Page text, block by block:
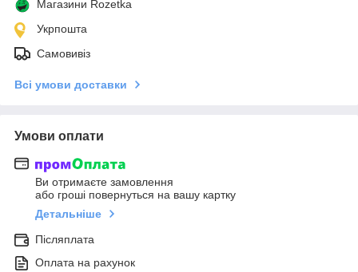
Магазини Rozetka
Укрпошта
Самовивіз
Всі умови доставки
Умови оплати
Ви отримаєте замовлення
або гроші повернуться на вашу картку
Детальніше
Післяплата
Оплата на рахунок